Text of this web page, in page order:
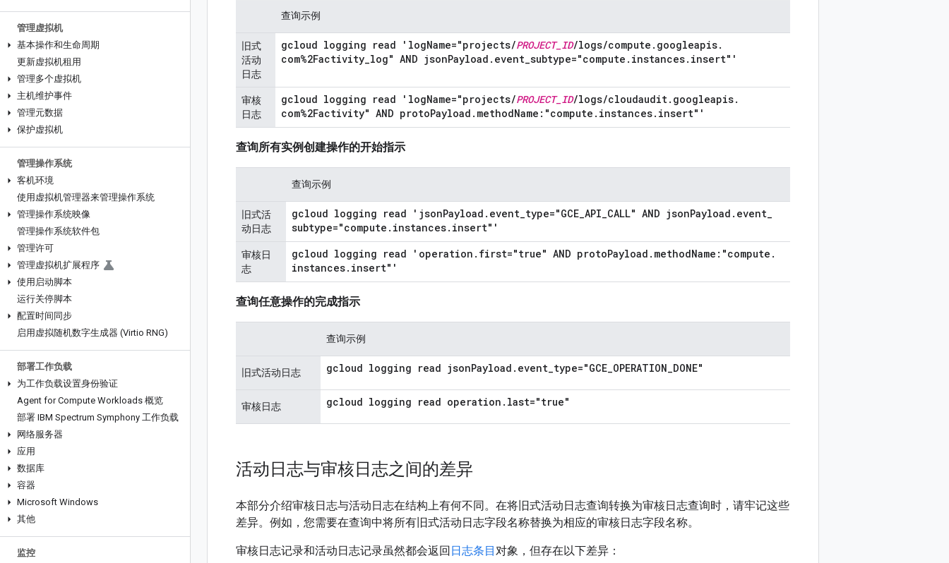
管理虚拟机
基本操作和生命周期
更新虚拟机租用
管理多个虚拟机
主机维护事件
管理元数据
保护虚拟机
管理操作系统
客机环境
使用虚拟机管理器来管理操作系统
管理操作系统映像
管理操作系统软件包
管理许可
管理虚拟机扩展程序
使用启动脚本
运行关停脚本
配置时间同步
启用虚拟随机数字生成器 (Virtio RNG)
部署工作负载
为工作负载设置身份验证
Agent for Compute Workloads 概览
部署 IBM Spectrum Symphony 工作负载
网络服务器
应用
数据库
容器
Microsoft Windows
其他
监控
查询示例
旧式
活动
日志
gcloud logging read 'logName="projects/PROJECT_ ID/logs/compute . googleapis.
com%2Factivity_log" AND jsonPayload . event_subtype="compute . instances. insert"'
审核
日志
gcloud logging read 'logName="projects/PROJECT_ ID/logs/cloudaudit. googleapis.
com%2Factivity" AND protoPayload . methodName:"compute . instances. insert"'
查询所有实例创建操作的开始指示
查询示例
旧式活
动日志
gcloud logging read 'jsonPayload . event_type="GCE_API_CALL" AND jsonPayload . event_
subtype="compute . instances. insert"'
审核日
志
gcloud logging read 'operation . first="true" AND protoPayload . methodName:"compute .
instances. insert"'
查询任意操作的完成指示
查询示例
旧式活动日志 gcloud logging read jsonPayload . event_type="GCE_OPERATION_DONE"
审核日志 gcloud logging read operation . last="true"
活动日志与审核日志之间的差异
本部分介绍审核日志与活动日志在结构上有何不同。在将旧式活动日志查询转换为审核日志查询时，请牢记这些
差异。例如，您需要在查询中将所有旧式活动日志字段名称替换为相应的审核日志字段名称。
审核日志记录和活动日志记录虽然都会返回 日志条目对象，但存在以下差异：